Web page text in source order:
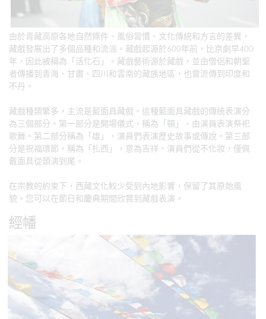
由於青藏高原各地自然條件、風俗習慣、文化傳統和方言的差異，
藏戲發展出了多個品種和流派。藏戲起源於600年前，比京劇早400
年，因此被稱為「活化石」。藏戲藝術源於藏戲，並由僧侶和朝聖
者傳播到青海、甘肅、四川和雲南的藏族地區，也曾流傳到印度和
不丹。
藏戲種類繁多，主流是藍面具藏戲。這種藍面具藏戲的傳統表演分
為三個部分。第一部分是開場儀式，稱為「頓」，由演員表演祭祀
歌舞。第二部分稱為「雄」，演員們表演歷史故事或傳說。第三部
分是祝福環節，稱為「扎西」，意為吉祥。演員們從不化妝，僅佩
戴面具從頭演到尾。
在宗教的約束下，西藏文化較少受到內地影響，保留了其原始風
貌。您可以在節日和慶典期間欣賞到藏戲表演。
經幡